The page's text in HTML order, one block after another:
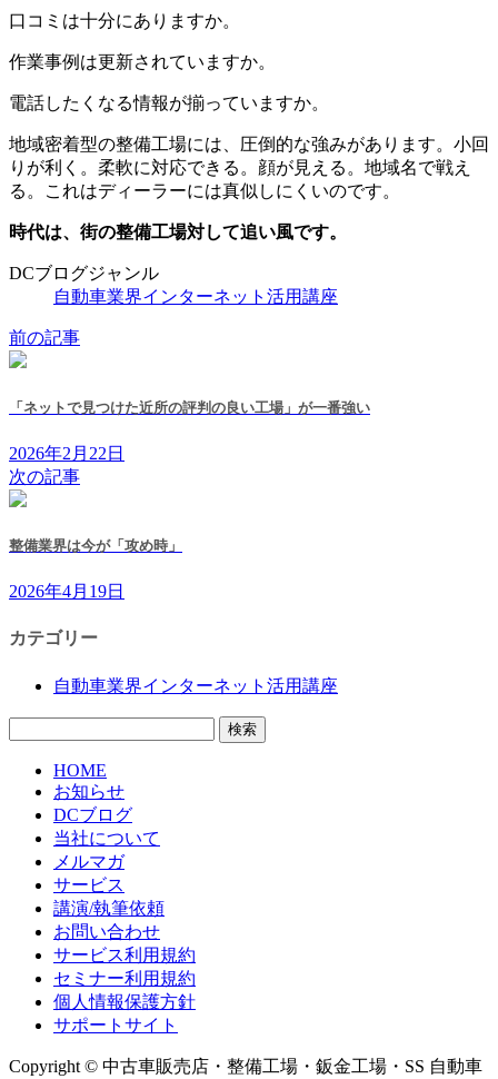
口コミは十分にありますか。
作業事例は更新されていますか。
電話したくなる情報が揃っていますか。
地域密着型の整備工場には、圧倒的な強みがあります。小回
りが利く。柔軟に対応できる。顔が見える。地域名で戦え
る。これはディーラーには真似しにくいのです。
時代は、街の整備工場対して追い風です。
DCブログジャンル
自動車業界インターネット活用講座
前の記事
「ネットで見つけた近所の評判の良い工場」が一番強い
2026年2月22日
次の記事
整備業界は今が「攻め時」
2026年4月19日
カテゴリー
自動車業界インターネット活用講座
HOME
お知らせ
DCブログ
当社について
メルマガ
サービス
講演/執筆依頼
お問い合わせ
サービス利用規約
セミナー利用規約
個人情報保護方針
サポートサイト
Copyright © 中古車販売店・整備工場・鈑金工場・SS 自動車